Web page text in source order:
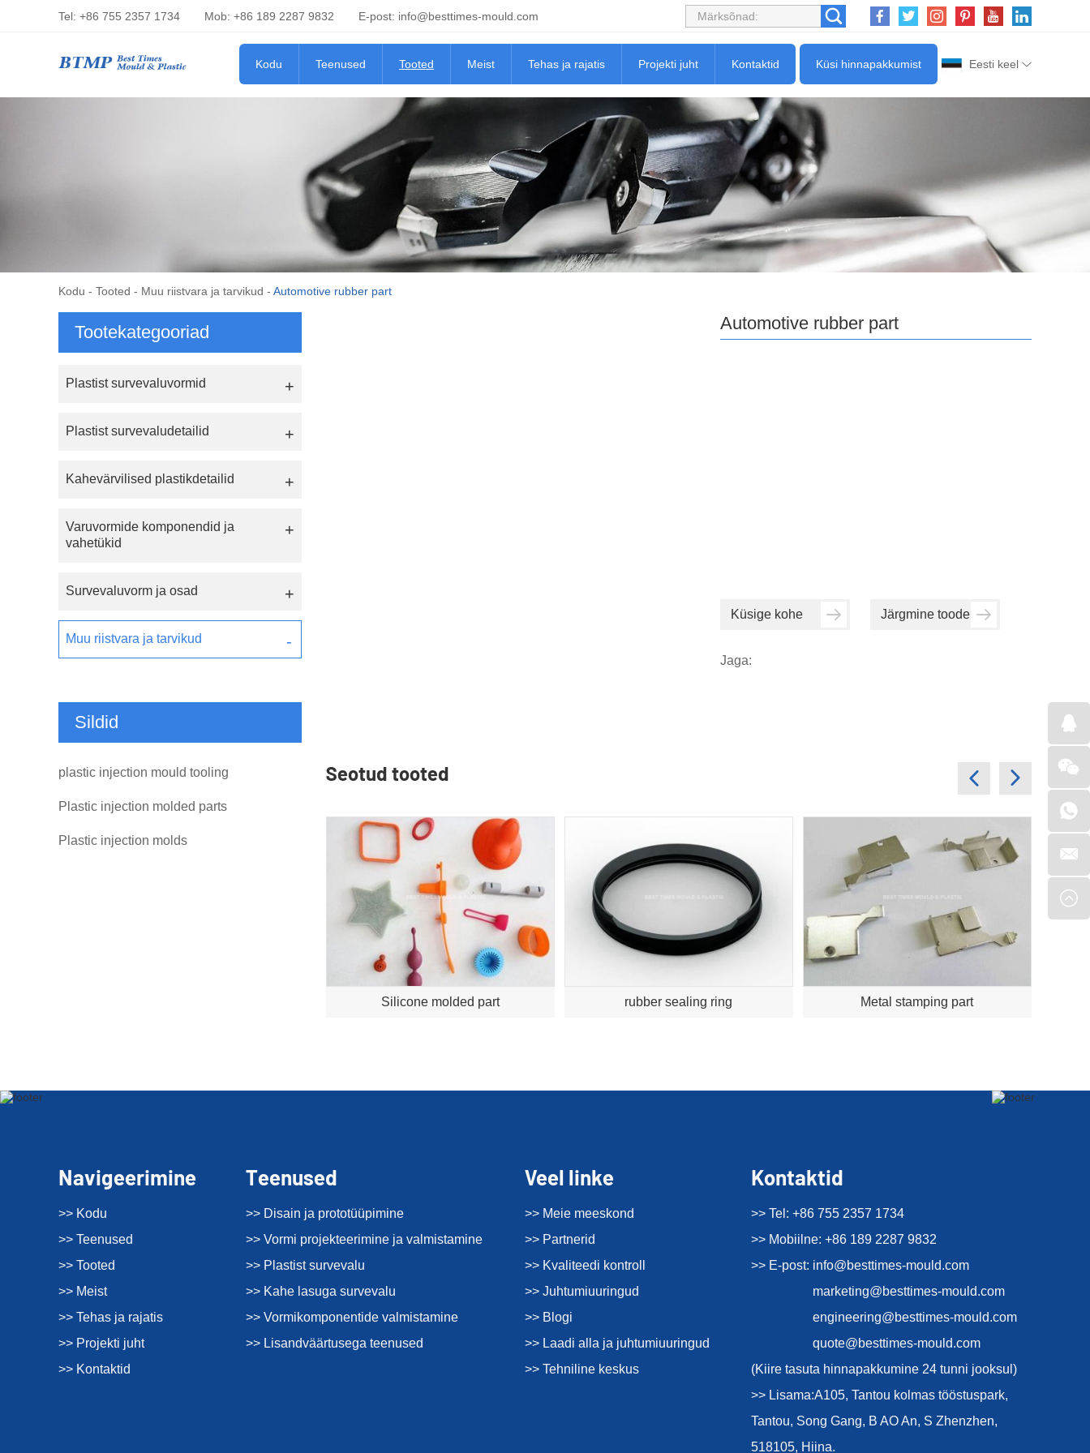
Tel: +86 755 2357 1734 Mob: +86 189 2287 9832 E-post: info@besttimes-mould.com
Eesti keel
Küsi hinnapakkumist
Kodu Teenused Tooted Meist Tehas ja rajatis Projekti juht Kontaktid
Kodu - Tooted - Muu riistvara ja tarvikud - Automotive rubber part
Automotive rubber part
Küsige kohe Järgmine toode
Jaga:
Seotud tooted
Silicone molded part rubber sealing ring Metal stamping part
Tootekategooriad
Plastist survevaluvormid
Plastist survevaludetailid
Kahevärvilised plastikdetailid
Varuvormide komponendid ja
vahetükid
Survevaluvorm ja osad
Muu riistvara ja tarvikud
Sildid
plastic injection mould tooling
Plastic injection molded parts
Plastic injection molds
Navigeerimine
>> Kodu
>> Teenused
>> Tooted
>> Meist
>> Tehas ja rajatis
>> Projekti juht
>> Kontaktid
Teenused
>> Disain ja prototüüpimine
>> Vormi projekteerimine ja valmistamine
>> Plastist survevalu
>> Kahe lasuga survevalu
>> Vormikomponentide valmistamine
>> Lisandväärtusega teenused
Veel linke
>> Meie meeskond
>> Partnerid
>> Kvaliteedi kontroll
>> Juhtumiuuringud
>> Blogi
>> Laadi alla ja juhtumiuuringud
>> Tehniline keskus
Kontaktid
>> Tel: +86 755 2357 1734
>> Mobiilne: +86 189 2287 9832
>> E-post: info@besttimes-mould.com
marketing@besttimes-mould.com
engineering@besttimes-mould.com
quote@besttimes-mould.com
(Kiire tasuta hinnapakkumine 24 tunni jooksul)
>> Lisama:A105, Tantou kolmas tööstuspark,
Tantou, Song Gang, B AO An, S Zhenzhen,
518105, Hiina.